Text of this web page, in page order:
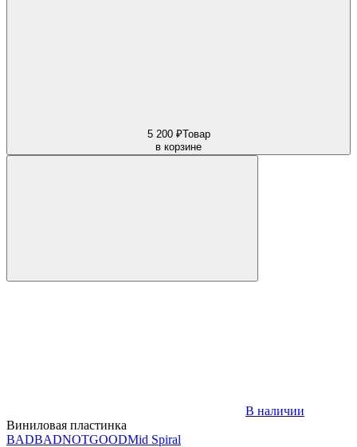
5 200 ₽Товар
в корзине
В наличии
Виниловая пластинка
BADBADNOTGOODMid Spiral